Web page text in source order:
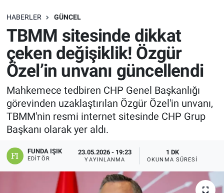
HABERLER GÜNCEL
TBMM sitesinde dikkat
çeken değişiklik! Özgür
Özel’in unvanı güncellendi
Mahkemece tedbiren CHP Genel Başkanlığı
görevinden uzaklaştırılan Özgür Özel'in unvanı,
TBMM'nin resmi internet sitesinde CHP Grup
Başkanı olarak yer aldı.
FUNDA IŞIK
EDITÖR
23.05.2026 - 19:23
YAYINLANMA
1 DK
OKUNMA SÜRESI
SAĞLIK
EKONOMİ
EĞİTİM
ÖZEL HABER
Keşfet
ASTROLOJİ
MANŞET